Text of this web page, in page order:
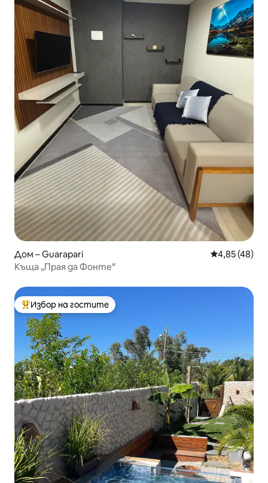
Дом – Guarapari Средна
4,85 (48)
Къща „Прая да Фонте“
Най-популярен избор на гостите
Избор на гостите